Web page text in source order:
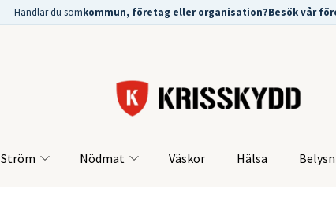
Handlar du somkommun, företag eller organisation?Besök vår
Ström Nödmat Väskor Hälsa